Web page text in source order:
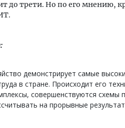
до трети. Но по его мнению,
демонстрирует самые
в стране. Происходит его
совершенствуются схемы
на прорывные